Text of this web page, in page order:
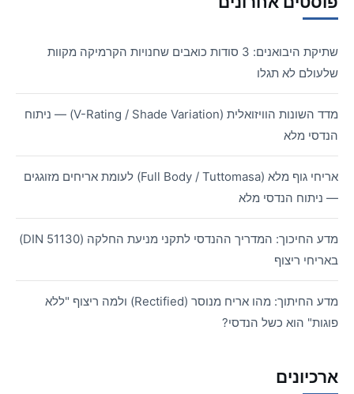
שתיקת היבואנים: 3 סודות כואבים שחנויות הקרמיקה מקוות
שלעולם לא תגלו
מדד השונות הוויזואלית (V-Rating / Shade Variation) — ניתוח
הנדסי מלא
אריחי גוף מלא (Full Body / Tuttomasa) לעומת אריחים מזוגגים
— ניתוח הנדסי מלא
מדע החיכוך: המדריך ההנדסי לתקני מניעת החלקה (DIN 51130)
באריחי ריצוף
מדע החיתוך: מהו אריח מנוסר (Rectified) ולמה ריצוף "ללא
פוגות" הוא כשל הנדסי?
ארכיונים